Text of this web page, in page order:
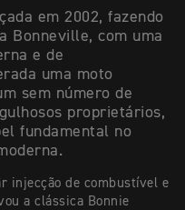
em 2002, fazendo
Bonneville, com uma
e de
uma moto
sem número de
proprietários,
fundamental no
injecção de combustível e
a clássica Bonnie